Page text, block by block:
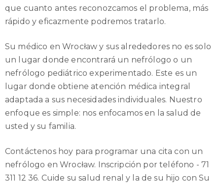
que cuanto antes reconozcamos el problema, más
rápido y eficazmente podremos tratarlo.
Su médico en Wrocław y sus alrededores no es solo
un lugar donde encontrará un nefrólogo o un
nefrólogo pediátrico experimentado. Este es un
lugar donde obtiene atención médica integral
adaptada a sus necesidades individuales. Nuestro
enfoque es simple: nos enfocamos en la salud de
usted y su familia.
Contáctenos hoy para programar una cita con un
nefrólogo en Wrocław. Inscripción por teléfono - 71
311 12 36. Cuide su salud renal y la de su hijo con Su